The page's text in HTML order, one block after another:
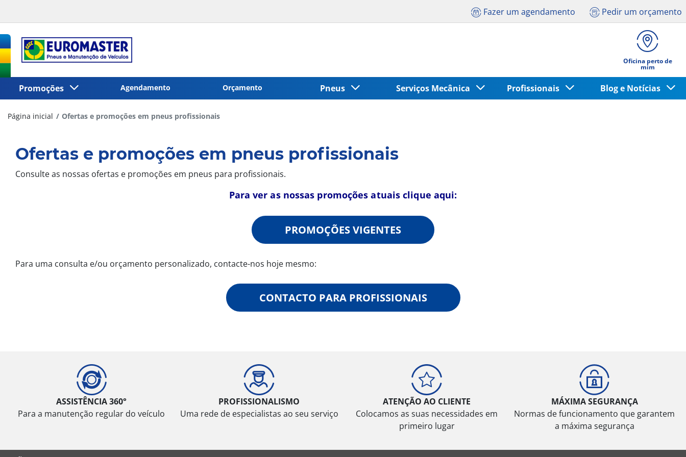
Fazer um agendamento Pedir um orçamento
Oficina perto de
mim
Promoções Agendamento Orçamento Pneus Serviços Mecânica Profissionais Blog e Notícias
Página inicial Ofertas e promoções em pneus profissionais
Ofertas e promoções em pneus profissionais
Consulte as nossas ofertas e promoções em pneus para profissionais.
Para ver as nossas promoções atuais clique aqui:
PROMOÇÕES VIGENTES
Para uma consulta e/ou orçamento personalizado, contacte-nos hoje mesmo:
CONTACTO PARA PROFISSIONAIS
ASSISTÊNCIA 360°
Para a manutenção regular do veículo
PROFISSIONALISMO
Uma rede de especialistas ao seu serviço
ATENÇÃO AO CLIENTE
Colocamos as suas necessidades em
primeiro lugar
MÁXIMA SEGURANÇA
Normas de funcionamento que garantem
a máxima segurança